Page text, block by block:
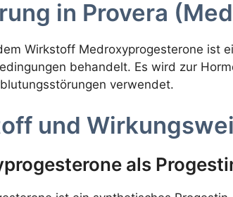
in Provera
Wirkstoff Medroxyprogesterone ist
behandelt. Es wird zur
verwendet.
und
als